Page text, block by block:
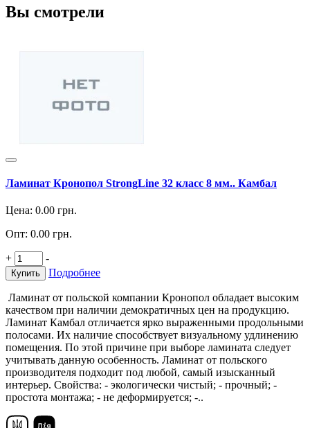
Вы смотрели
Ламинат Кронопол StrongLine 32 класс 8 мм.. Камбал
Цена: 0.00 грн.
Опт: 0.00 грн.
+ -
Купить Подробнее
Ламинат от польской компании Кронопол обладает высоким
качеством при наличии демократичных цен на продукцию.
Ламинат Камбал отличается ярко выраженными продольными
полосами. Их наличие способствует визуальному удлинению
помещения. По этой причине при выборе ламината следует
учитывать данную особенность. Ламинат от польского
производителя подходит под любой, самый изысканный
интерьер. Свойства: - экологически чистый; - прочный; -
простота монтажа; - не деформируется; -..